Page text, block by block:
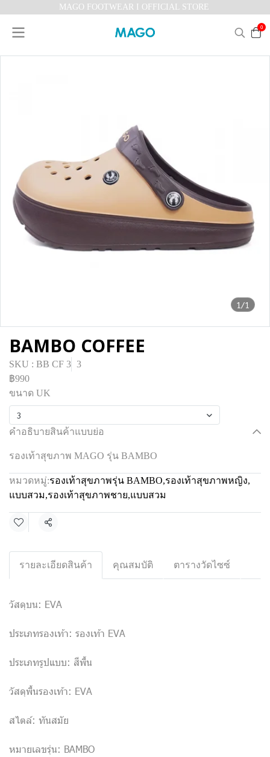
MAGO FOOTWEAR I OFFICIAL STORE
0
1/1
BAMBO COFFEE
SKU : BB CF 3 3
฿990
ขนาด UK
3
คำอธิบายสินค้าแบบย่อ
รองเท้าสุขภาพ MAGO รุ่น BAMBO
หมวดหมู่:รองเท้าสุขภาพรุ่น BAMBO,รองเท้าสุขภาพหญิง,
แบบสวม,รองเท้าสุขภาพชาย,แบบสวม
แชร์
รายละเอียดสินค้า คุณสมบัติ ตารางวัดไซซ์
วัสดุบน: EVA
ประเภทรองเท้า: รองเท้า EVA
ประเภทรูปแบบ: สีพื้น
วัสดุพื้นรองเท้า: EVA
สไตล์: ทันสมัย
หมายเลขรุ่น: BAMBO